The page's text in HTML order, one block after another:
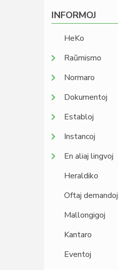
INFORMOJ
HeKo
Raŭmismo
Normaro
Dokumentoj
Establoj
Instancoj
En aliaj lingvoj
Heraldiko
Oftaj demandoj
Mallongigoj
Kantaro
Eventoj